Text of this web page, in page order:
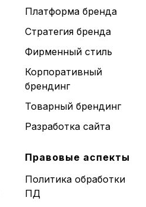
Платформа бренда
Стратегия бренда
Фирменный стиль
Корпоративный
брендинг
Товарный брендинг
Разработка сайта
Правовые аспекты
Политика обработки
ПД